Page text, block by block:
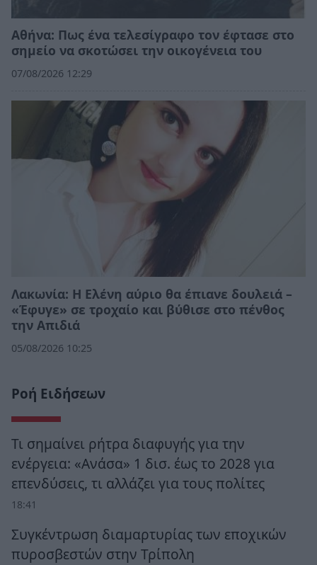
Αθήνα: Πως ένα τελεσίγραφο τον έφτασε στο
σημείο να σκοτώσει την οικογένεια του
07/08/2026 12:29
Λακωνία: Η Ελένη αύριο θα έπιανε δουλειά –
«Έφυγε» σε τροχαίο και βύθισε στο πένθος
την Απιδιά
05/08/2026 10:25
Ροή Ειδήσεων
Τι σημαίνει ρήτρα διαφυγής για την
ενέργεια: «Ανάσα» 1 δισ. έως το 2028 για
επενδύσεις, τι αλλάζει για τους πολίτες
18:41
Συγκέντρωση διαμαρτυρίας των εποχικών
πυροσβεστών στην Τρίπολη